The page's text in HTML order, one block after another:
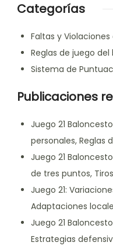
Categorías
Faltas y
Reglas de juego del
Sistema de
Publicaciones
Juego 21
personales, Reglas
Juego 21
de tres puntos,
Juego 21:
Adaptaciones
Juego 21
Estrategias